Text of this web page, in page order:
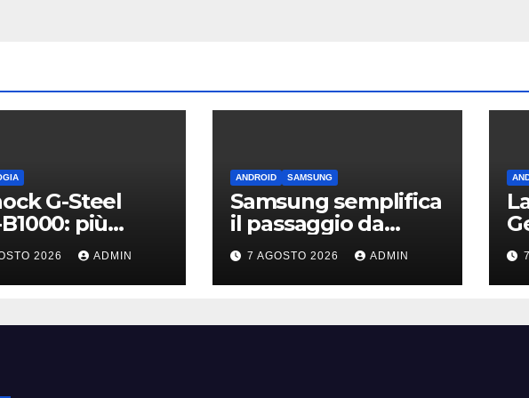
G-Steel
più
leggero e
2026 ADMIN
ANDROID SAMSUNG
Samsung semplifica
il passaggio da
iPhone: passa
WhatsApp e c’è
l’assistenza
7 AGOSTO 2026 ADMIN